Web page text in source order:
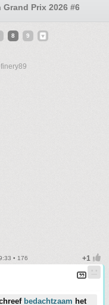
Prix 2026 #6
8 9
• 176
bedachtzaam het